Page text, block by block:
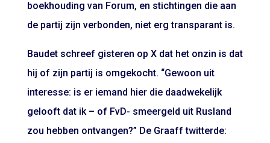
boekhouding van Forum, en stichtingen die aan
de partij zijn verbonden, niet erg transparant is.
Baudet schreef gisteren op X dat het onzin is dat
hij of zijn partij is omgekocht. “Gewoon uit
interesse: is er iemand hier die daadwekelijk
gelooft dat ik – of FvD- smeergeld uit Rusland
zou hebben ontvangen?” De Graaff twitterde: